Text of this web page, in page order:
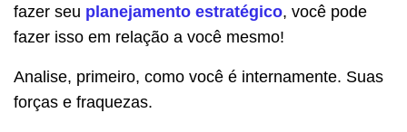
fazer seu planejamento estratégico, você pode
fazer isso em relação a você mesmo!
Analise, primeiro, como você é internamente. Suas
forças e fraquezas.